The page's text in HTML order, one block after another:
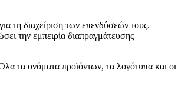
τη διαχείριση των επενδύσεών τους.
την εμπειρία διαπραγμάτευσης
τα ονόματα προϊόντων, τα λογότυπα και οι